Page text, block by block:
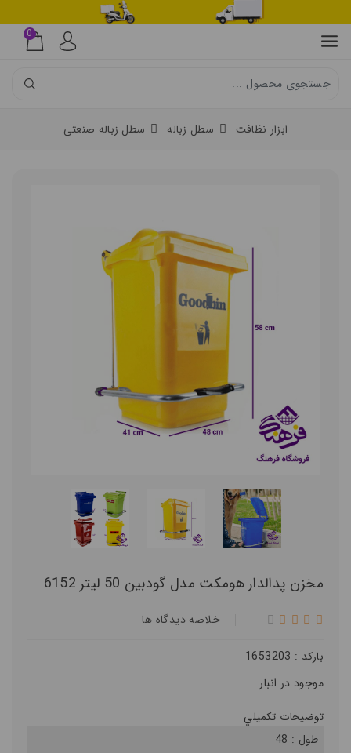
0
ابزار نظافت سطل زباله سطل زباله صنعتی
مخزن پدالدار هومکت مدل گودبین 50 لیتر 6152
خلاصه ديدگاه ها
بارکد : 1653203
موجود در انبار
توضيحات تکميلي
طول :